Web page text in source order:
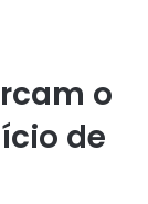
o
de